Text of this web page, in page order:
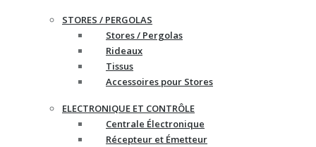
STORES / PERGOLAS
Stores / Pergolas
Rideaux
Tissus
Accessoires pour Stores
ELECTRONIQUE ET CONTRÔLE
Centrale Électronique
Récepteur et Émetteur